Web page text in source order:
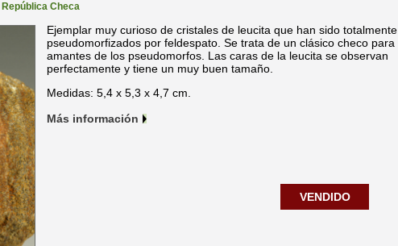
República Checa
Ejemplar muy curioso de cristales de leucita que han sido totalmente
pseudomorfizados por feldespato. Se trata de un clásico checo para
amantes de los pseudomorfos. Las caras de la leucita se observan
perfectamente y tiene un muy buen tamaño.
Medidas: 5,4 x 5,3 x 4,7 cm.
Más información
VENDIDO